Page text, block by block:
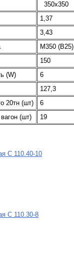
350х350
1,37
3,43
М350 (В25)
150
(W)
6
127,3
20тн (шт)
6
(шт)
19
С 110.40-10
С 110.30-8